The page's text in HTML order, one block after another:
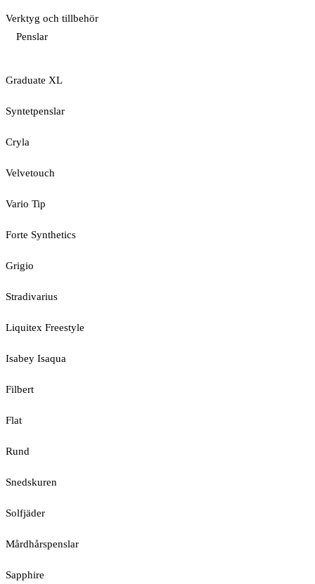
Verktyg och tillbehör
Penslar
Graduate XL
Syntetpenslar
Cryla
Velvetouch
Vario Tip
Forte Synthetics
Grigio
Stradivarius
Liquitex Freestyle
Isabey Isaqua
Filbert
Flat
Rund
Snedskuren
Solfjäder
Mårdhårspenslar
Sapphire